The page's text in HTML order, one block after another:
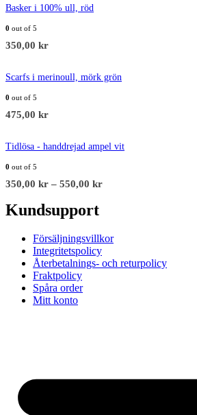
Basker i 100% ull, röd
0 out of 5
350,00 kr
Scarfs i merinoull, mörk grön
0 out of 5
475,00 kr
Tidlösa - handdrejad ampel vit
0 out of 5
350,00 kr – 550,00 kr
Kundsupport
Försäljningsvillkor
Integritetspolicy
Återbetalnings- och returpolicy
Fraktpolicy
Spåra order
Mitt konto